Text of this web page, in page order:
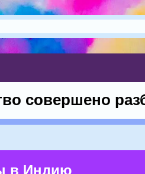
совершено
в Индию